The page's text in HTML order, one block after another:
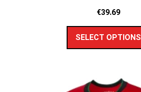
€39.69
SELECT OPTIONS